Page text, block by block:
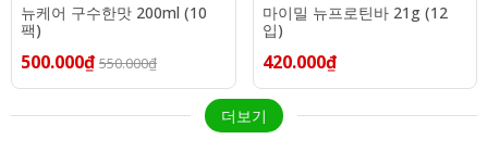
뉴케어 구수한맛 200ml (10
팩)
500.000₫ 550.000₫
마이밀 뉴프로틴바 21g (12
입)
420.000₫
더보기